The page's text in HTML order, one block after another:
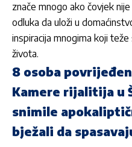
znače mnogo ako čovjek
odluka da uloži u
inspiracija mnogima koji
života.
8 osoba
Kamere rijalitija u
snimile
bježali da